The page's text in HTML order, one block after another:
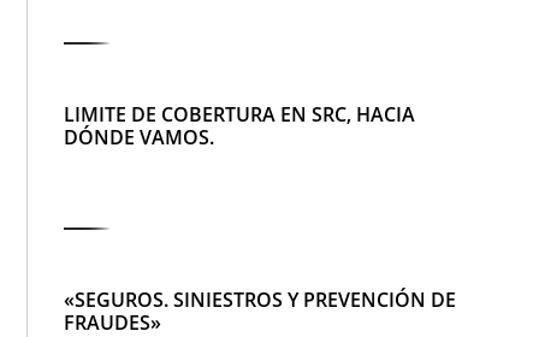
LIMITE DE COBERTURA EN SRC, HACIA
DÓNDE VAMOS.
«SEGUROS. SINIESTROS Y PREVENCIÓN DE
FRAUDES»